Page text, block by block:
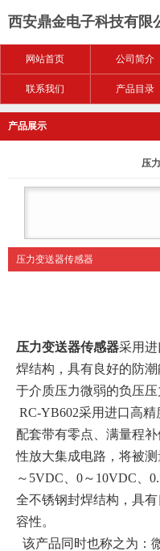
西安鼎金电子科技有限
网站首页 公司简介
联系我们 产品目录
产品展示
压
压力变送器传感器
压力变送器传感器采用
焊结构，具有良好的防
于介质压力微弱的负压压
RC-YB602采用进口高精
配套带有零点、满量程
性放大集成电路，将被
～5VDC、0～10VDC、
全不锈钢封焊结构，具
容性。
该产品同时也称之为：